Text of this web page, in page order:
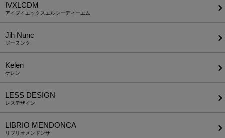
IVXLCDM
アイブイエックスエルシーディーエム
Jih Nunc
ジーヌンク
Kelen
ケレン
LESS DESIGN
レスデザイン
LIBRIO MENDONCA
リブリオメンドンサ